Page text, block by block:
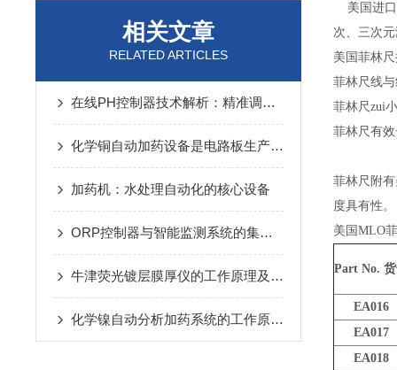
相关文章
RELATED ARTICLES
在线PH控制器技术解析：精准调控水质酸碱度的关键
化学铜自动加药设备是电路板生产的高效调节剂
加药机：水处理自动化的核心设备
ORP控制器与智能监测系统的集成应用
牛津荧光镀层膜厚仪的工作原理及应用领域
化学镍自动分析加药系统的工作原理介绍
美国进口
次、三次
美国菲林
菲林尺线
菲林尺zui
菲林尺有效
菲林尺附
度具有性。
美国MLO
Part No.
EA016
EA017
EA018